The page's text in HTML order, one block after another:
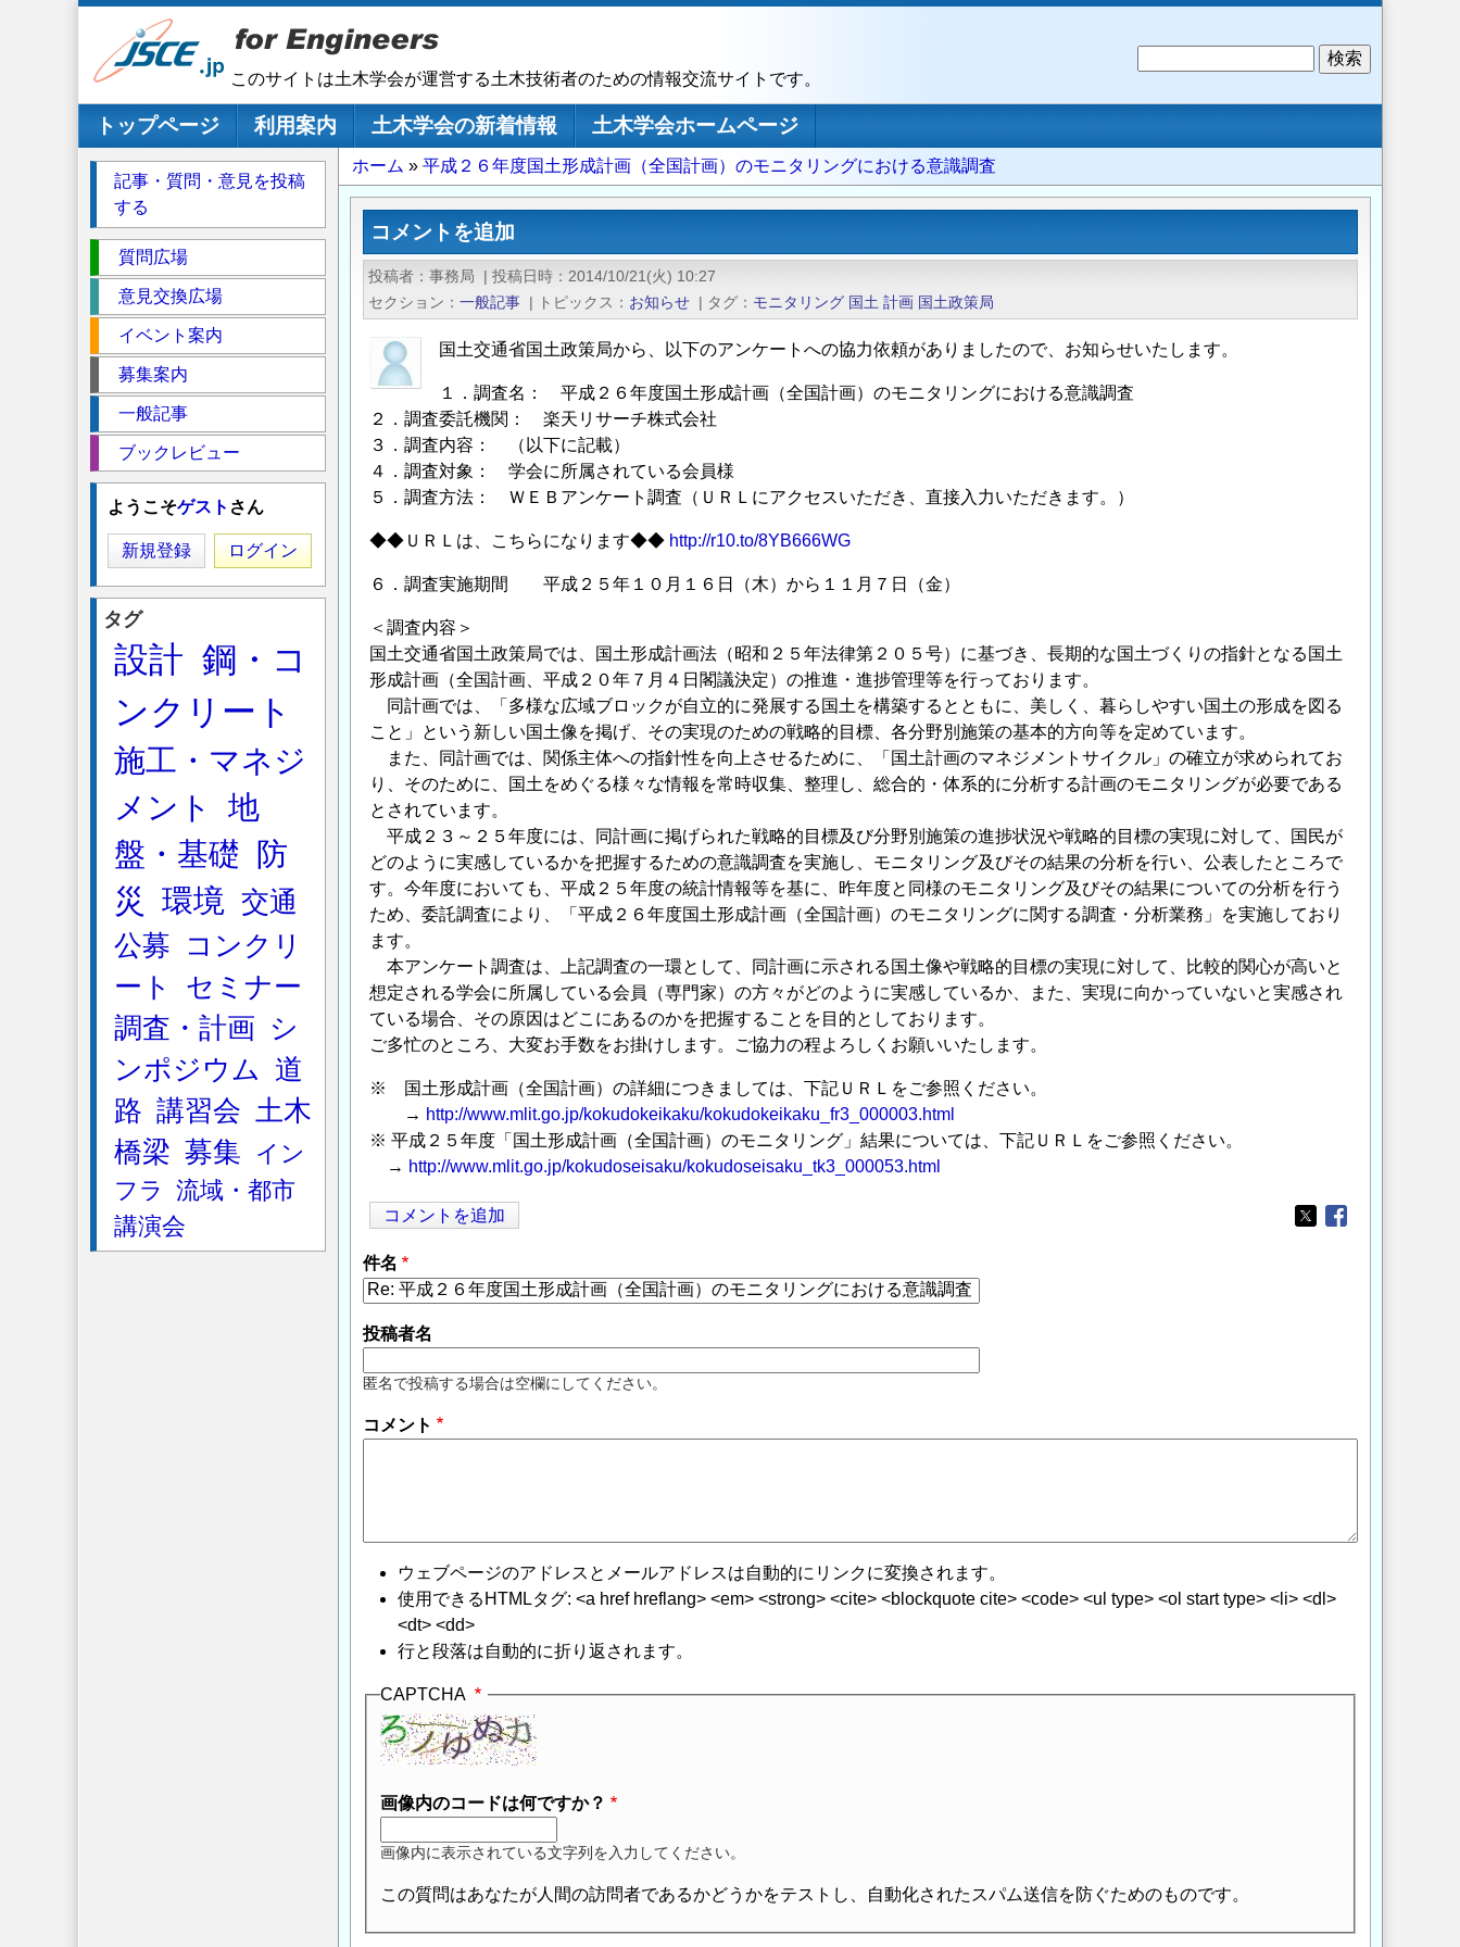
このサイトは土木学会が運営する土木技術者のための情報交流サイトです。
メインナビゲーション
トップページ 利用案内 土木学会の新着情報
土木学会ホームページ
パ
ン
ず
ホーム 平成２６年度国土形成計画（全国計画）のモニタリングにおける意識調査
コメントを追加
投稿者 事務局 | 投稿日時
2014/10/21(火) 10:27
セクション
一般記事 | トピックス お知らせ | タグ モニタリング 国土 計画 国土政策局
国土交通省国土政策局から、以下のアンケートへの協力依頼がありましたので、お知らせいたします。
１．調査名： 平成２６年度国土形成計画（全国計画）のモニタリングにおける意識調査
２．調査委託機関： 楽天リサーチ株式会社
３．調査内容： （以下に記載）
４．調査対象： 学会に所属されている会員様
５．調査方法： ＷＥＢアンケート調査（ＵＲＬにアクセスいただき、直接入力いただきます。）
◆◆ＵＲＬは、こちらになります◆◆ http://r10.to/8YB666WG
６．調査実施期間 平成２５年１０月１６日（木）から１１月７日（金）
＜調査内容＞
国土交通省国土政策局では、国土形成計画法（昭和２５年法律第２０５号）に基づき、長期的な国土づくりの指針となる国土
形成計画（全国計画、平成２０年７月４日閣議決定）の推進・進捗管理等を行っております。
同計画では、「多様な広域ブロックが自立的に発展する国土を構築するとともに、美しく、暮らしやすい国土の形成を図る
こと」という新しい国土像を掲げ、その実現のための戦略的目標、各分野別施策の基本的方向等を定めています。
また、同計画では、関係主体への指針性を向上させるために、「国土計画のマネジメントサイクル」の確立が求められてお
り、そのために、国土をめぐる様々な情報を常時収集、整理し、総合的・体系的に分析する計画のモニタリングが必要である
とされています。
平成２３～２５年度には、同計画に掲げられた戦略的目標及び分野別施策の進捗状況や戦略的目標の実現に対して、国民が
どのように実感しているかを把握するための意識調査を実施し、モニタリング及びその結果の分析を行い、公表したところで
す。今年度においても、平成２５年度の統計情報等を基に、昨年度と同様のモニタリング及びその結果についての分析を行う
ため、委託調査により、「平成２６年度国土形成計画（全国計画）のモニタリングに関する調査・分析業務」を実施しており
ます。
本アンケート調査は、上記調査の一環として、同計画に示される国土像や戦略的目標の実現に対して、比較的関心が高いと
想定される学会に所属している会員（専門家）の方々がどのように実感しているか、また、実現に向かっていないと実感され
ている場合、その原因はどこにあるのかを把握することを目的としております。
ご多忙のところ、大変お手数をお掛けします。ご協力の程よろしくお願いいたします。
※ 国土形成計画（全国計画）の詳細につきましては、下記ＵＲＬをご参照ください。
→ http://www.mlit.go.jp/kokudokeikaku/kokudokeikaku_fr3_000003.html
※ 平成２５年度「国土形成計画（全国計画）のモニタリング」結果については、下記ＵＲＬをご参照ください。
→ http://www.mlit.go.jp/kokudoseisaku/kokudoseisaku_tk3_000053.html
コメントを追加
Opens in a new
Opens in a new
件名
投稿者名
匿名で投稿する場合は空欄にしてください。
コメント
ウェブページのアドレスとメールアドレスは自動的にリンクに変換されます。
使用できるHTMLタグ: <a href hreflang> <em> <strong> <cite> <blockquote cite> <code> <ul type> <ol start type> <li> <dl>
<dt> <dd>
行と段落は自動的に折り返されます。
CAPTCHA
画像内のコードは何ですか？
画像内に表示されている文字列を入力してください。
この質問はあなたが人間の訪問者であるかどうかをテストし、自動化されたスパム送信を防ぐためのものです。
記事・質問・意見を投稿
する
ク
シ
質問広場
意見交換広場
イベント案内
募集案内
一般記事
ブックレビュー
ようこそゲスト さん
新規登録 ログイン
タグ
設計 鋼・コ
ンクリート
施工・マネジ
メント
地
盤・基礎
防
災
環境 交通
公募
コンクリ
ート
セミナー
調査・計画
シ
ンポジウム 道
路 講習会 土木
橋梁 募集
イン
フラ
流域・都市
講演会